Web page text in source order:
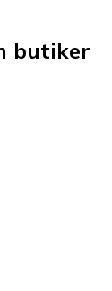
butiker